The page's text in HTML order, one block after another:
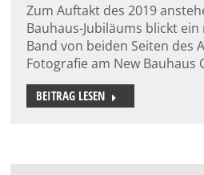
Zum Auftakt des 2019
Bauhaus-Jubiläums blickt
Band von beiden Seiten des
Fotografie am New Bauhaus
BEITRAG LESEN